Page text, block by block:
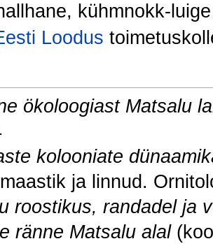
kühmnokk-
Loodus
ökoloogiast Matsalu
kolooniate
ja linnud.
roostikus, randadel ja
ränne Matsalu alal